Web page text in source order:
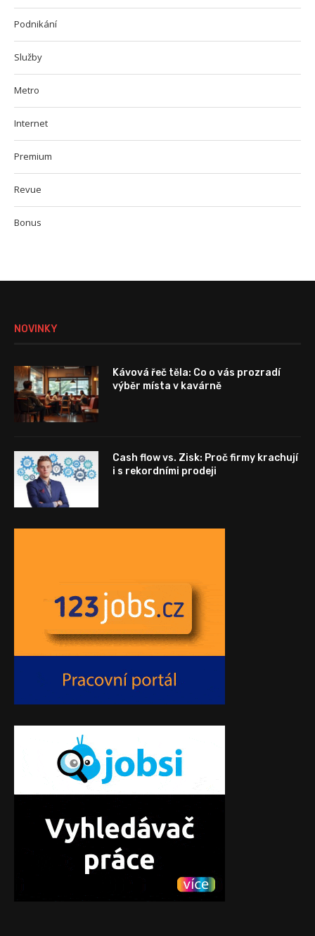
Podnikání
Služby
Metro
Internet
Premium
Revue
Bonus
NOVINKY
Kávová řeč těla: Co o vás prozradí
výběr místa v kavárně
Cash flow vs. Zisk: Proč firmy krachují
i s rekordními prodeji